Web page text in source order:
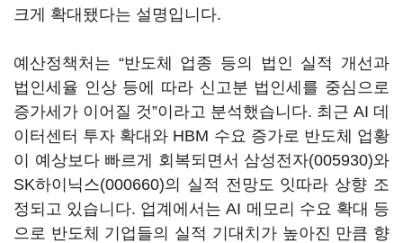
크게 확대됐다는 설명입니다.
예산정책처는 “반도체 업종 등의 법인 실적 개선과
법인세율 인상 등에 따라 신고분 법인세를 중심으로
증가세가 이어질 것”이라고 분석했습니다. 최근 AI 데
이터센터 투자 확대와 HBM 수요 증가로 반도체 업황
이 예상보다 빠르게 회복되면서 삼성전자(005930)와
SK하이닉스(000660)의 실적 전망도 잇따라 상향 조
정되고 있습니다. 업계에서는 AI 메모리 수요 확대 등
으로 반도체 기업들의 실적 기대치가 높아진 만큼 향